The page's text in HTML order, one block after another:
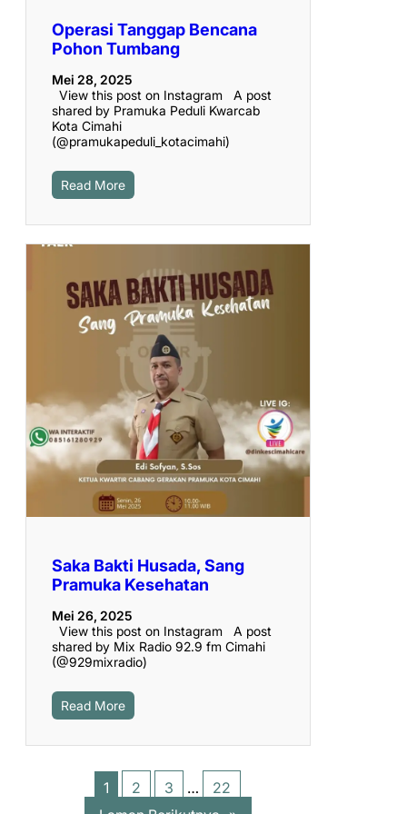
Operasi Tanggap Bencana
Pohon Tumbang
Mei 28, 2025
View this post on Instagram A post
shared by Pramuka Peduli Kwarcab
Kota Cimahi
(@pramukapeduli_kotacimahi)
Read More
Saka Bakti Husada, Sang
Pramuka Kesehatan
Mei 26, 2025
View this post on Instagram A post
shared by Mix Radio 92.9 fm Cimahi
(@929mixradio)
Read More
1 2 3 …
22